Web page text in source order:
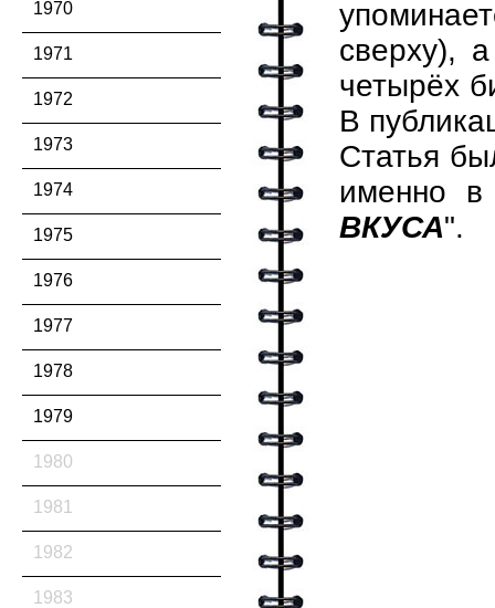
1970
1971
1972
1973
1974
1975
1976
1977
1978
1979
1980
1981
1982
1983
сверху),
четырёх
В
Статья
именно в
ВКУСА".